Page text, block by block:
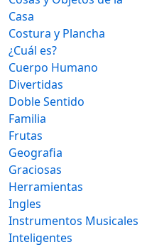
Casa
Costura y Plancha
¿Cuál es?
Cuerpo Humano
Divertidas
Doble Sentido
Familia
Frutas
Geografia
Graciosas
Herramientas
Ingles
Instrumentos Musicales
Inteligentes